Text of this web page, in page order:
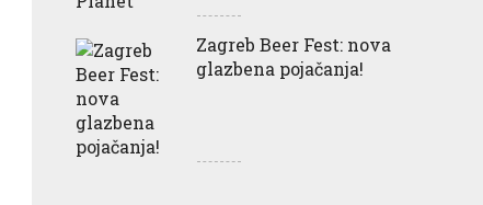
Zagreb Beer Fest: nova
glazbena pojačanja!